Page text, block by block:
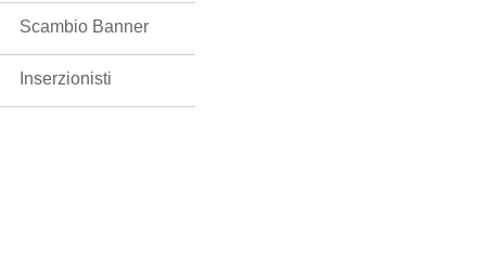
Scambio Banner
Inserzionisti